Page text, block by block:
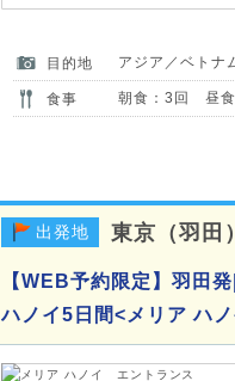
目的地 アジア／ベトナ
食事 朝食：3回 昼
出発地 東京（羽田）
【WEB予約限定】羽田
ハノイ5日間<メリア ハ